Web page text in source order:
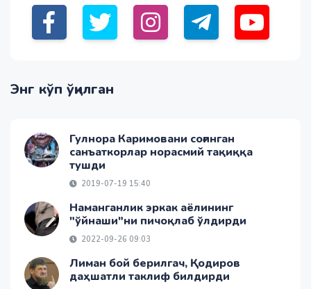
Энг кўп ўқилган
Гулнора Каримовани соғинган
санъаткорлар норасмий тақиққа
тушди
2019-07-19 15:40
Наманганлик эркак аёлининг
"ўйнаши"ни пичоқлаб ўлдирди
2022-09-26 09:03
Лиман бой берилгач, Қодиров
даҳшатли таклиф билдирди